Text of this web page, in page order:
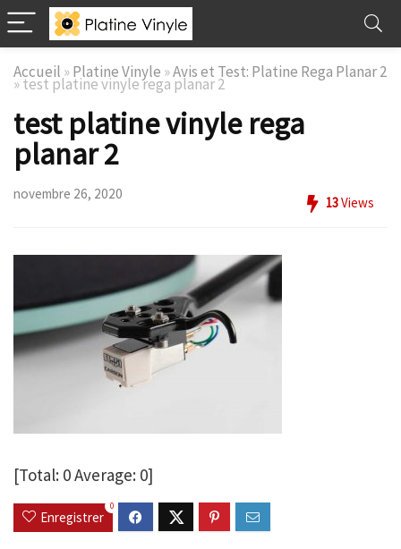
Accueil »Platine Vinyle »Avis et Test: Platine Rega Planar 2
»test platine vinyle rega planar 2
test platine vinyle rega
planar 2
novembre 26, 2020
13Views
[Total: 0Average: 0]
Enregistrer
0